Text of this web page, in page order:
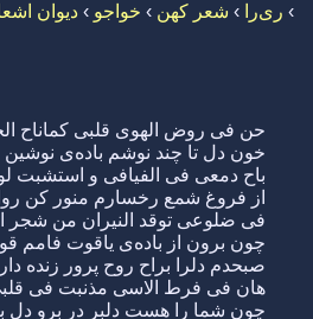
› ری‌را › شعر کهن › خواجو › دیوان
حن فی روض الهوی قلبی کماناح
خون دل تا چند نوشم باده‌ی نوشین
باح دمعی فی الفیافی و استشبت
از فروغ شمع رخسارم منور کن
فی ضلوعی توقد النیران من شجر
چون برون از باده‌ی یاقوت فامم
صبحدم دلرا براح روح پرور زنده دار
هان فی فرط الاسی مذنبت فی
چون شما را هست دلبر در برو دل